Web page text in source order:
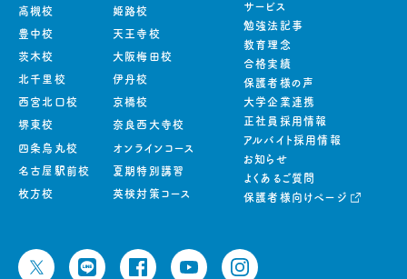
高槻校
豊中校
茨木校
北千里校
西宮北口校
堺東校
四条烏丸校
名古屋駅前校
枚方校
姫路校
天王寺校
大阪梅田校
伊丹校
京橋校
奈良西大寺校
オンラインコース
夏期特別講習
英検対策コース
サービス
勉強法記事
教育理念
合格実績
保護者様の声
大学企業連携
正社員採用情報
アルバイト採用情報
お知らせ
よくあるご質問
保護者様向けページ